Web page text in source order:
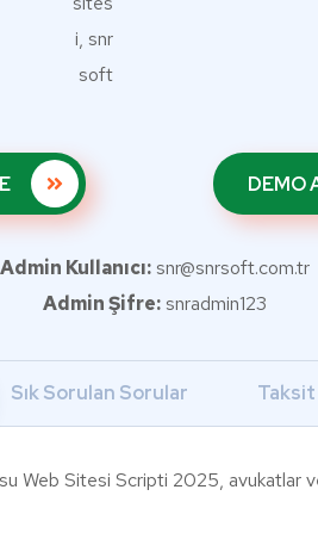
DEMO
Admin Kullanıcı: snr@snrsoft.com.tr
Admin Şifre:snradmin123
Sık Sorulan Sorular
Web Sitesi Scripti 2025, avukatlar